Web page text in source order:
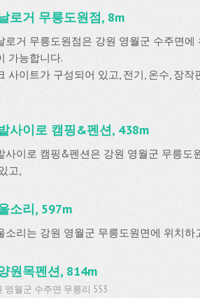
로거 무릉도원점, 8m
로거 무릉도원점은 강원 영월군 수주면
가능합니다.
사이트가 구성되어 있고, 전기, 온수, 장
사이로 캠핑&펜션, 438m
사이로 캠핑&펜션은 강원 영월군 무릉도
고,
소리, 597m
소리는 강원 영월군 무릉도원면에 위치하
원목펜션, 814m
영월군 수주면 무릉리 553